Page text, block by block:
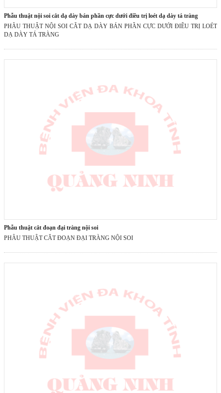
phẫu thuật nội soi cắt dạ dày bán phần cực dưới điều trị loét dạ dày tá tràng
PHẪU THUẬT NỘI SOI CẮT DẠ DÀY BÁN PHẦN CỰC DƯỚI ĐIỀU TRỊ LOÉT
DẠ DÀY TÁ TRÀNG
phẫu thuật cắt đoạn đại tràng nội soi
PHẪU THUẬT CẮT ĐOẠN ĐẠI TRÀNG NỘI SOI